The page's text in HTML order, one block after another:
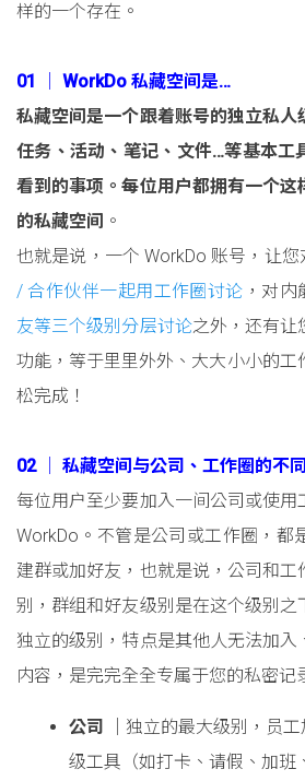
样的一个存在。
01 │ WorkDo 私藏空间是…
私藏空间是一个跟着账号的独立私人
任务、活动、笔记、文件…等基本工
看到的事项。每位用户都拥有一个这
的私藏空间 。
也就是说，一个 WorkDo 账号，让您
/ 合作伙伴一起用工作圈讨论 ，对内
友等三个级别分层讨论之外，还有让
功能，等于里里外外、大大小小的工
松完成！
02 │ 私藏空间与公司、工作圈的不同
每位用户至少要加入一间公司或使用
WorkDo。不管是公司或工作圈，都
建群或加好友，也就是说，公司和工
别，群组和好友级别是在这个级别
独立的级别，特点是其他人无法加入
内容，是完完全全专属于您的私密记
公司
│独立的最大级别，员
级工具（如打卡、请假、加班